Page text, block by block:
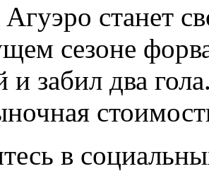
станет
сезоне
и забил два
в